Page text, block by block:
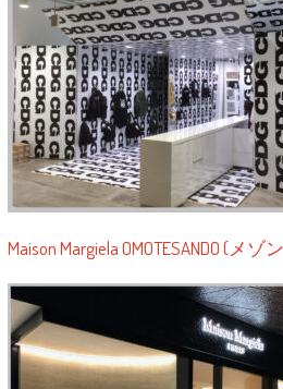
Maison Margiela OMOTESANDO (メ